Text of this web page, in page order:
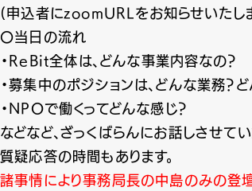
(申込者にzoomURLをお知らせいたし
〇当日の流れ
・ReBit全体は、どんな事業内容なの？
・募集中のポジションは、どんな業務？
・NPOで働くってどんな感じ？
などなど、ざっくばらんにお話しさせてい
質疑応答の時間もあります。
諸事情により事務局長の中島のみの登